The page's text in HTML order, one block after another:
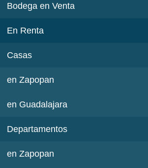
Bodega en Venta
En Renta
Casas
en Zapopan
en Guadalajara
Departamentos
en Zapopan